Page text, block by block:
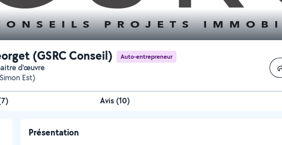
(GSRC Conseil) Auto-entrepreneur
d'œuvre
Est)
7) Avis (10)
Présentation